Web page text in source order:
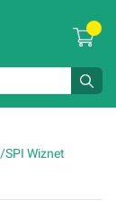
Wiznet